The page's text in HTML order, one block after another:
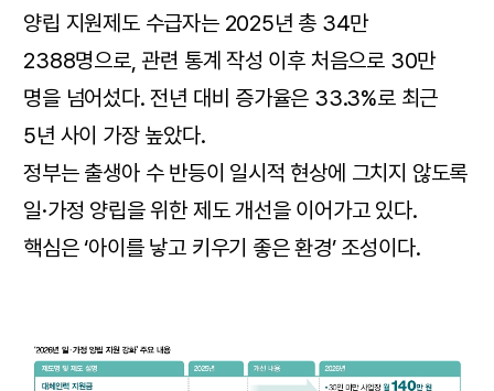
양립 지원제도 수급자는 2025년 총 34만
2388명으로, 관련 통계 작성 이후 처음으로 30만
명을 넘어섰다. 전년 대비 증가율은 33.3%로 최근
5년 사이 가장 높았다.
정부는 출생아 수 반등이 일시적 현상에 그치지 않도록
일·가정 양립을 위한 제도 개선을 이어가고 있다.
핵심은 ‘아이를 낳고 키우기 좋은 환경’ 조성이다.